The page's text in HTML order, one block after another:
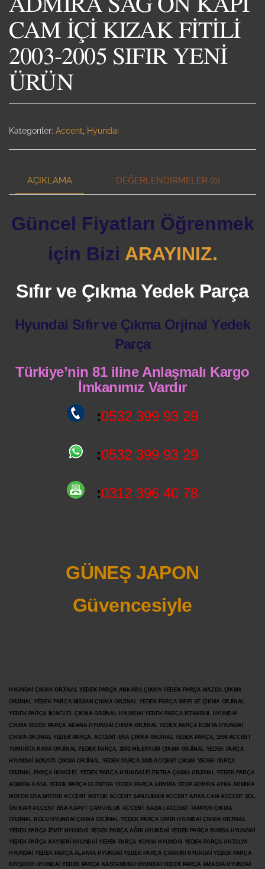
CAM İÇİ KIZAK FİTİLİ
2003-2005 SIFIR YENİ
ÜRÜN
Kategoriler: Accent Hyundai
AÇIKLAMA DEĞERLENDIRMELER (0)
Güncel Fiyatları Öğrenmek
için Bizi ARAYINIZ.
Sıfır ve Çıkma Yedek Parça
Hyundai Sıfır ve Çıkma Orjinal Yedek
Parça
Türkiye’nin 81 iline Anlaşmalı Kargo
İmkanımız Vardır
:0532 399 93 29
:0532 399 93 29
:0312 396 40 78
GÜNEŞ JAPON
Güvencesiyle
HYUNDAİ ÇIKMA ORJİNAL YEDEK PARÇA ANKARA ÇIKMA YEDEK PARÇA MAZDA ÇIKMA
ORJİNAL YEDEK PARÇA NİSSAN ÇIKMA ORJİNAL YEDEK PARÇA SIFIR VE ÇIKMA ORJİNAL
YEDEK PARÇA İKİNCİ EL ÇIKMA ORJİNAL HYUNDAİ YEDEK PARÇA İSTANBUL HYUNDAİ
ÇIKMA YEDEK PARÇA ADANA HYUNDAİ ÇIKMA ORJİNAL YEDEK PARÇA KONYA HYUNDAİ
ÇIKMA ORJİNAL YEDEK PARÇA, ACCENT ERA ÇIKMA ORJİNAL YEDEK PARÇA, 1998 ACCENT
YUMURTA KASA ORJİNAL YEDEK PARÇA, 2002 MİLENYUM ÇIKMA ORJİNAL YEDEK PARÇA
HYUNDAİ SONATA ÇIKMA ORJİNAL YEDEK PARÇA 2005 ACCENT ÇIKMA YEDEK PARÇA
ORJİNAL PARÇA İKİNCİ EL YEDEK PARÇA HYUNDAİ ELENTRA ÇIKMA ORJİNAL YEDEK PARÇA
ADMİRA KASA YEDEK PARÇA ELENTRA YEDEK PARÇA ADMİRA STOP ADMİRA AYNA ADMİRA
MOTOR ERA MOTOR ACCENT MOTOR ACCENT ŞANZUMAN ACCENT ARKA CAM ACCENT SOL
ÖN KAPI ACCENT ERA KAPUT ÇAMURLUK ACCENT BAGAJ ACCENT TAMPON ÇIKMA
ORJİNAL BOLU HYUNDAİ ÇIKMA ORJİNAL YEDEK PARÇA İZMİR HYUNDAİ ÇIKMA ORJİNAL
YEDEK PARÇA İZMİT HYUNDAİ YEDEK PARÇA AĞRI HYUNDAİ YEDEK PARÇA BURSA HYUNDAİ
YEDEK PARÇA KAYSERİ HYUNDAİ YEDEK PARÇA KONYA HYUNDAİ YEDEK PARÇA ANTALYA
HYUNDAİ YEDEK PARÇA ALANYA HYUNDAİ YEDEK PARÇA ÇANKIRI HYUNDAİ YEDEK PARÇA
KIRŞEHİR HYUNDAİ YEDEK PARÇA KASTAMONU HYUNDAİ YEDEK PARÇA AMASYA HYUNDAİ